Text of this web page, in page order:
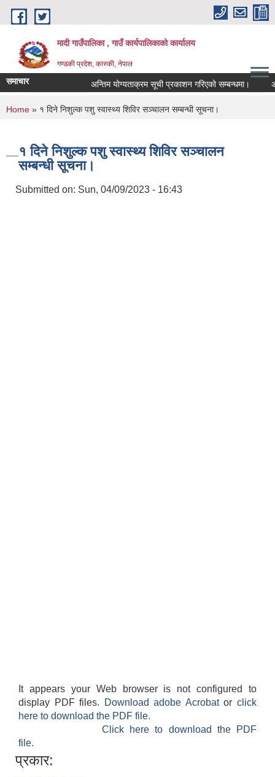
Skip to main content
मादी गाउँपालिका , गाउँ कार्यपालिकाको कार्यालय
गण्डकी प्रदेश, कास्की, नेपाल
समाचार अन्तिम योग्यताक्रम सूची प्रकाशन गरिएको सम्बन्धमा।
You are here
Home » १ दिने निशुल्क पशु स्वास्थ्य शिविर सञ्‍चालन सम्बन्धी सूचना।
१ दिने निशुल्क पशु स्वास्थ्य शिविर सञ्‍चालन
सम्बन्धी सूचना।
Submitted on: Sun, 04/09/2023 - 16:43
It appears your Web browser is not configured to
display PDF files.
Download adobe Acrobatorclick
here to download the PDF file.
Click here to download the PDF
file.
प्रकार: